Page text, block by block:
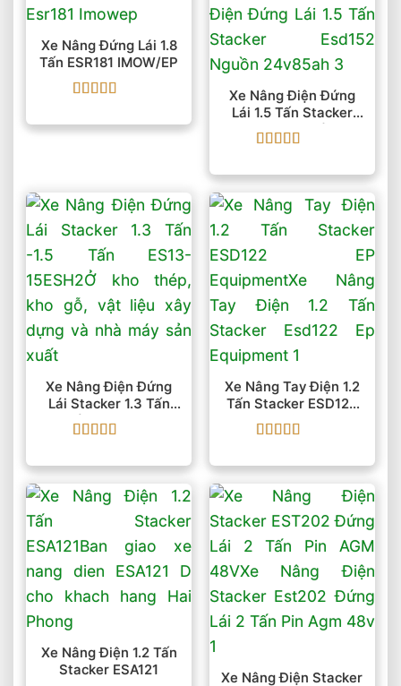
Xe Nâng Đứng Lái 1.8
Tấn ESR181 IMOW/EP
hạng55 sao
Xe Nâng Điện Đứng
Lái 1.5 Tấn Stacker
ESD152 Nguồn
24V/85Ah
hạng55 sao
Xe Nâng Điện Đứng
Lái Stacker 1.3 Tấn
-1.5 Tấn ES13-15ESH2
hạng55 sao
Xe Nâng Tay Điện 1.2
Tấn Stacker ESD122
EP Equipment
hạng55 sao
Xe Nâng Điện 1.2 Tấn
Stacker ESA121
Xe Nâng Điện Stacker